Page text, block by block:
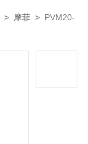
> 摩菲 > PVM20-